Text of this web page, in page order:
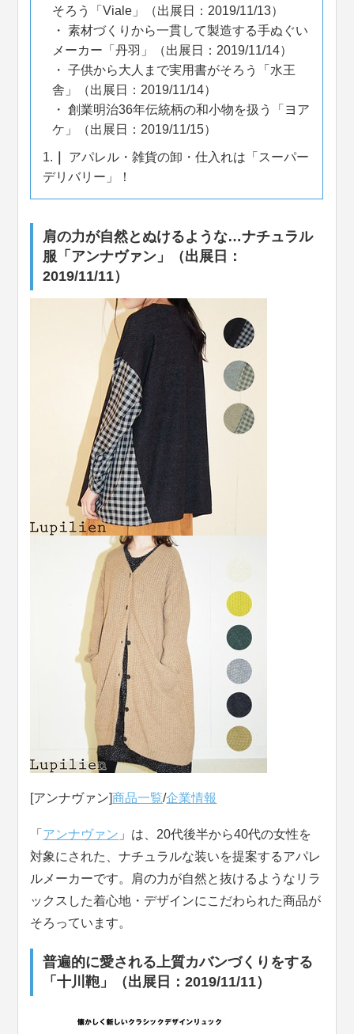
そろう「Viale」（出展日：2019/11/13）
素材づくりから一貫して製造する手ぬぐい
メーカー「丹羽」（出展日：2019/11/14）
子供から大人まで実用書がそろう「水王
舎」（出展日：2019/11/14）
創業明治36年伝統柄の和小物を扱う「ヨア
ケ」（出展日：2019/11/15）
1.
アパレル・雑貨の卸・仕入れは「スーパー
デリバリー」！
肩の力が自然とぬけるような…ナチュラル
服「アンナヴァン」（出展日：
2019/11/11）
[アンナヴァン]商品一覧/企業情報
「 アンナヴァン 」は、20代後半から40代の女性を
対象にされた、ナチュラルな装いを提案するアパレ
ルメーカーです。肩の力が自然と抜けるようなリラ
ックスした着心地・デザインにこだわられた商品が
そろっています。
普遍的に愛される上質カバンづくりをする
「十川鞄」（出展日：2019/11/11）